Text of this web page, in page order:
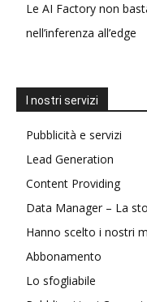
Le AI Factory non
nell’inferenza all’edge
I nostri servizi
Pubblicità e servizi
Lead Generation
Content Providing
Data Manager – La
Hanno scelto i nostri
Abbonamento
Lo sfogliabile